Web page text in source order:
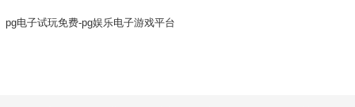
pg电子试玩免费-pg娱乐电子游戏平台